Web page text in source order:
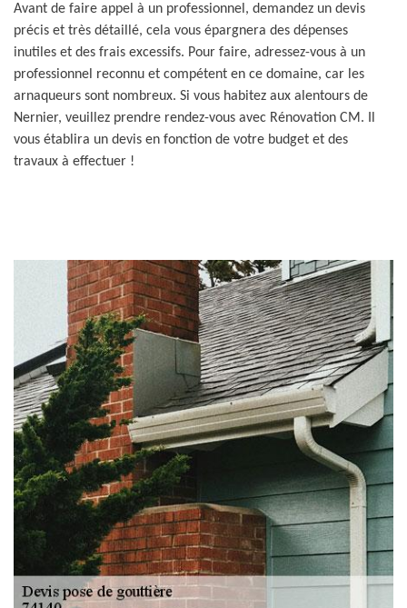
Avant de faire appel à un professionnel, demandez un devis
précis et très détaillé, cela vous épargnera des dépenses
inutiles et des frais excessifs. Pour faire, adressez-vous à un
professionnel reconnu et compétent en ce domaine, car les
arnaqueurs sont nombreux. Si vous habitez aux alentours de
Nernier, veuillez prendre rendez-vous avec Rénovation CM. Il
vous établira un devis en fonction de votre budget et des
travaux à effectuer !